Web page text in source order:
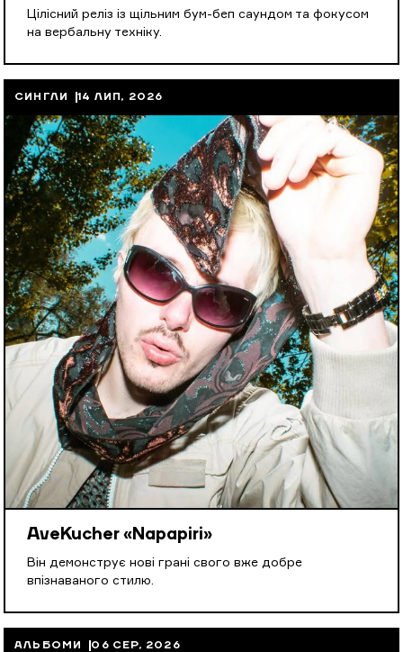
Цілісний реліз із щільним бум-беп саундом та фокусом
на вербальну техніку.
СИНГЛИ 14 ЛИП, 2026
AveKucher «Napapiri»
Він демонструє нові грані свого вже добре
впізнаваного стилю.
АЛЬБОМИ 06 СЕР, 2026